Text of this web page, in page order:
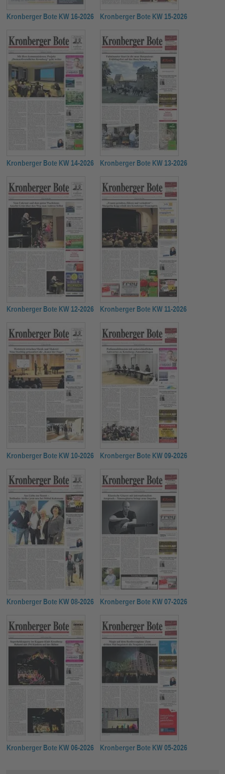
Kronberger Bote KW 16-2026 Kronberger Bote KW 15-2026
Kronberger Bote KW 14-2026 Kronberger Bote KW 13-2026
Kronberger Bote KW 12-2026 Kronberger Bote KW 11-2026
Kronberger Bote KW 10-2026 Kronberger Bote KW 09-2026
Kronberger Bote KW 08-2026 Kronberger Bote KW 07-2026
Kronberger Bote KW 06-2026 Kronberger Bote KW 05-2026